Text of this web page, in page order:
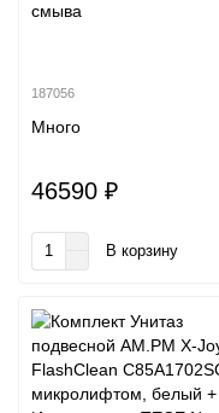
смыва
187056
Много
46590 ₽
В корзину